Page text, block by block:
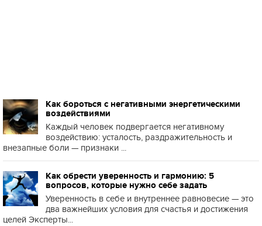
Как бороться с негативными энергетическими
воздействиями
Каждый человек подвергается негативному
воздействию: усталость, раздражительность и
внезапные боли — признаки ...
Как обрести уверенность и гармонию: 5
вопросов, которые нужно себе задать
Уверенность в себе и внутреннее равновесие — это
два важнейших условия для счастья и достижения
целей Эксперты...